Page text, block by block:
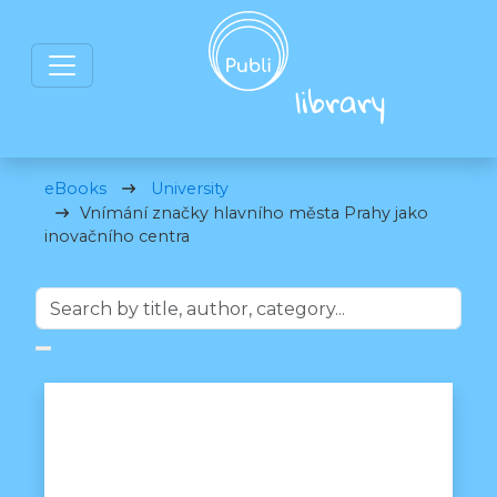
eBooks
University
Vnímání značky hlavního města Prahy jako
inovačního centra